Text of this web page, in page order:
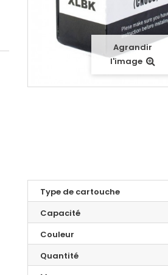
Agrandir
l'image
Type de cartouche
Capacité
Couleur
Quantité